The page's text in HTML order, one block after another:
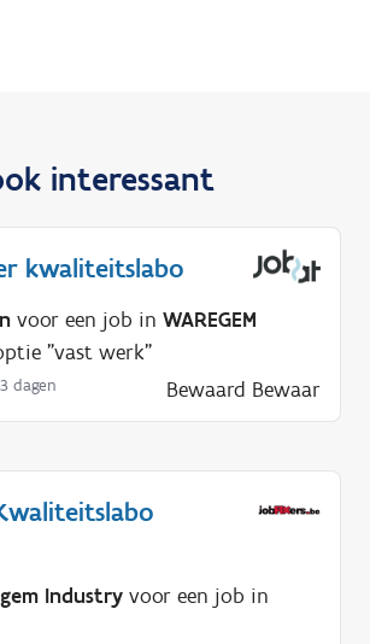
interessant
kwaliteitslabo
voor een job in WAREGEM
"vast werk"
dagen Bewaard Bewaar
Industry voor een job in